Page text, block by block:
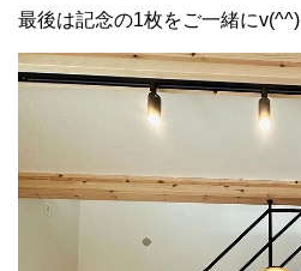
最後は記念の1枚をご一緒にv(^^)